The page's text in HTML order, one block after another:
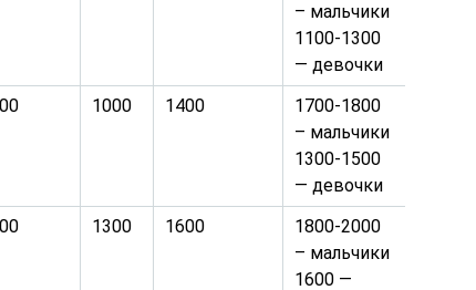
– мальчики
1100-1300
— девочки
1000 1400
1700-1800
– мальчики
1300-1500
— девочки
1300 1600
1800-2000
– мальчики
1600 —